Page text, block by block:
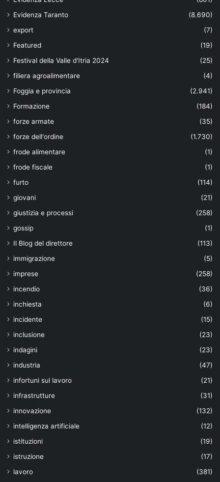
Evidenza Taranto
(8.690)
export
(7)
Featured
(19)
Festival della Valle d'Itria 2024
(25)
filiera agroalimentare
(4)
Foggia e provincia
(2.941)
Formazione
(184)
forze armate
(35)
forze dell'ordine
(1.730)
frode alimentare
(1)
frode fiscale
(1)
furto
(114)
giovani
(21)
giustizia e processi
(258)
gossip
(1)
Il Blog del direttore
(113)
immigrazione
(5)
imprese
(258)
incendio
(36)
inchiesta
(6)
incidente
(15)
inclusione
(23)
indagini
(23)
industria
(47)
infortuni sul lavoro
(21)
infrastrutture
(31)
innovazione
(132)
intelligenza artificiale
(12)
istituzioni
(19)
istruzione
(17)
lavoro
(381)